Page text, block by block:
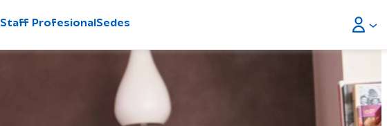
Staff ProfesionalSedes